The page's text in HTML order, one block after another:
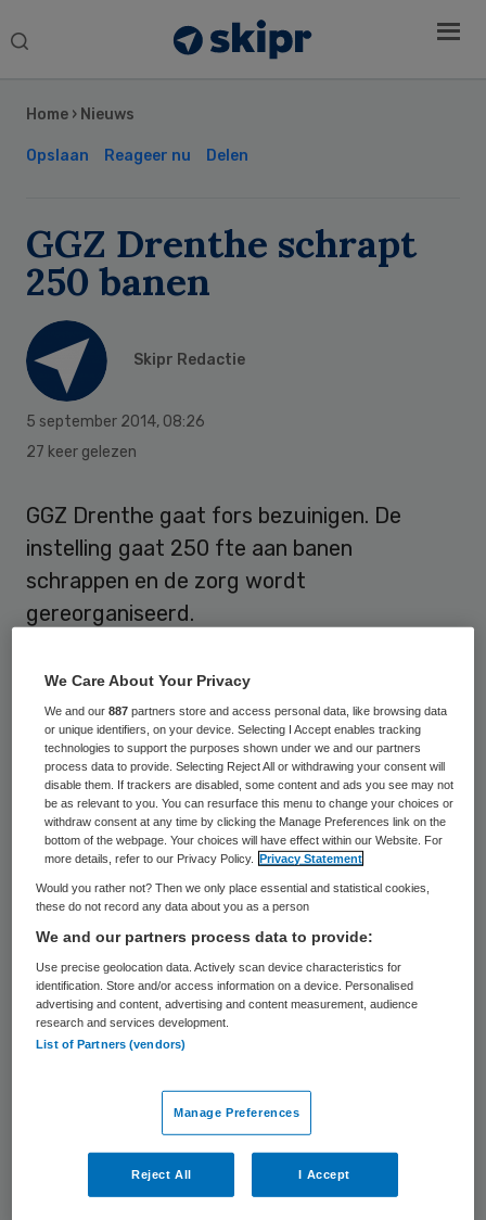
Search
Home › Nieuws
Opslaan Reageer nu Delen
GGZ Drenthe schrapt
250 banen
Skipr Redactie
5 september 2014, 08:26
27 keer gelezen
GGZ Drenthe gaat fors bezuinigen. De
instelling gaat 250 fte aan banen
schrappen en de zorg wordt
gereorganiseerd.
aan
Klinieken
Alle acute klinische zorg concentreert zich
eind dit jaar of begin volgend jaar op één
locatie in Assen. Er komen wel wat extra
wordt ingericht voor opname van ouderen.
En er wordt fors bezuinigd op
ondersteunende diensten.
GGZ Drenthe gaat meer inzetten op
Sidebar
We Care About Your Privacy
We and our887 partners store and access personal data, like browsing data
or unique identifiers, on your device. Selecting I Accept enables tracking
technologies to support the purposes shown under we and our partners
process data to provide. Selecting Reject All or withdrawing your consent will
disable them. If trackers are disabled, some content and ads you see may not
be as relevant to you. You can resurface this menu to change your choices or
withdraw consent at any time by clicking the Manage Preferences link on the
bottom of the webpage. Your choices will have effect within our Website. For
more details, refer to our Privacy Policy.
Privacy Statement
Would you rather not? Then we only place essential and statistical cookies,
these do not record any data about you as a person
We and our partners process data to provide:
Use precise geolocation data. Actively scan device characteristics for
identification. Store and/or access information on a device. Personalised
advertising and content, advertising and content measurement, audience
research and services development.
List of Partners (vendors)
Manage Preferences
Reject All I Accept